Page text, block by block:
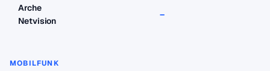
Arche
Netvision
–
MOBILFUNK